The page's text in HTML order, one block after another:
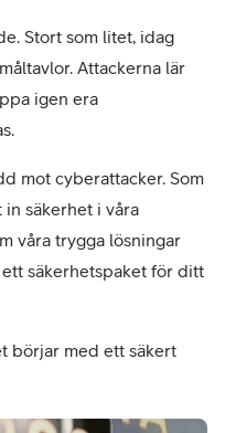
Stort som litet, idag
Attackerna lär
igen era
mot cyberattacker. Som
säkerhet i våra
våra trygga lösningar
säkerhetspaket för ditt
börjar med ett säkert